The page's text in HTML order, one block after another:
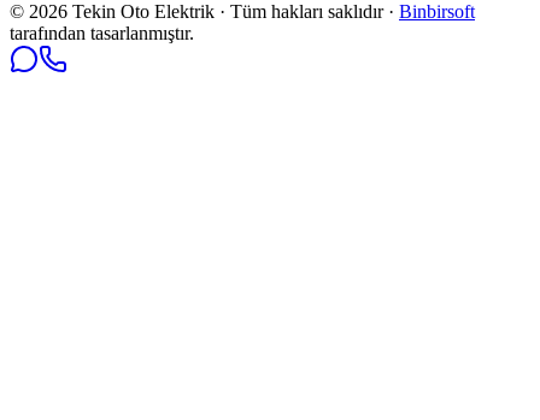
© 2026 Tekin Oto Elektrik · Tüm hakları saklıdır · Binbirsoft
tarafından tasarlanmıştır.